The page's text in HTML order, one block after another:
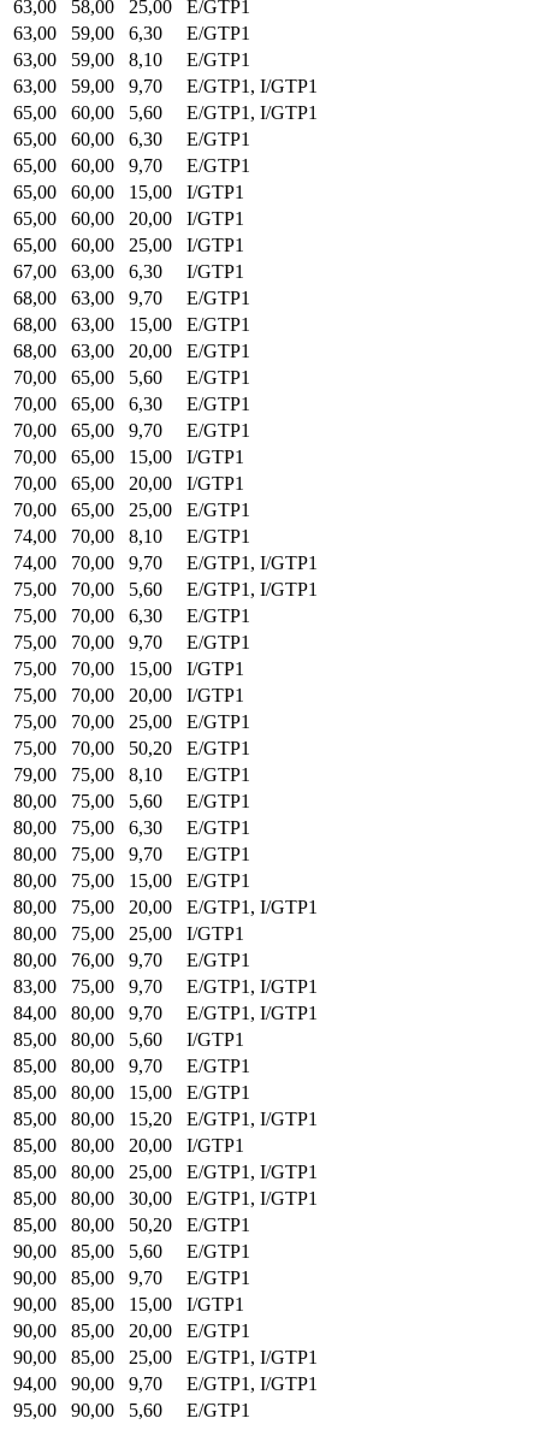
63,00
58,00 25,00
E/GTP1
63,00
59,00 6,30
E/GTP1
63,00
59,00 8,10
E/GTP1
63,00
59,00 9,70
E/GTP1, I/GTP1
65,00
60,00 5,60
E/GTP1, I/GTP1
65,00
60,00 6,30
E/GTP1
65,00
60,00 9,70
E/GTP1
65,00
60,00 15,00
I/GTP1
65,00
60,00 20,00
I/GTP1
65,00
60,00 25,00
I/GTP1
67,00
63,00 6,30
I/GTP1
68,00
63,00 9,70
E/GTP1
68,00
63,00 15,00
E/GTP1
68,00
63,00 20,00
E/GTP1
70,00
65,00 5,60
E/GTP1
70,00
65,00 6,30
E/GTP1
70,00
65,00 9,70
E/GTP1
70,00
65,00 15,00
I/GTP1
70,00
65,00 20,00
I/GTP1
70,00
65,00 25,00
E/GTP1
74,00
70,00 8,10
E/GTP1
74,00
70,00 9,70
E/GTP1, I/GTP1
75,00
70,00 5,60
E/GTP1, I/GTP1
75,00
70,00 6,30
E/GTP1
75,00
70,00 9,70
E/GTP1
75,00
70,00 15,00
I/GTP1
75,00
70,00 20,00
I/GTP1
75,00
70,00 25,00
E/GTP1
75,00
70,00 50,20
E/GTP1
79,00
75,00 8,10
E/GTP1
80,00
75,00 5,60
E/GTP1
80,00
75,00 6,30
E/GTP1
80,00
75,00 9,70
E/GTP1
80,00
75,00 15,00
E/GTP1
80,00
75,00 20,00
E/GTP1, I/GTP1
80,00
75,00 25,00
I/GTP1
80,00
76,00 9,70
E/GTP1
83,00
75,00 9,70
E/GTP1, I/GTP1
84,00
80,00 9,70
E/GTP1, I/GTP1
85,00
80,00 5,60
I/GTP1
85,00
80,00 9,70
E/GTP1
85,00
80,00 15,00
E/GTP1
85,00
80,00 15,20
E/GTP1, I/GTP1
85,00
80,00 20,00
I/GTP1
85,00
80,00 25,00
E/GTP1, I/GTP1
85,00
80,00 30,00
E/GTP1, I/GTP1
85,00
80,00 50,20
E/GTP1
90,00
85,00 5,60
E/GTP1
90,00
85,00 9,70
E/GTP1
90,00
85,00 15,00
I/GTP1
90,00
85,00 20,00
E/GTP1
90,00
85,00 25,00
E/GTP1, I/GTP1
94,00
90,00 9,70
E/GTP1, I/GTP1
95,00
90,00 5,60
E/GTP1